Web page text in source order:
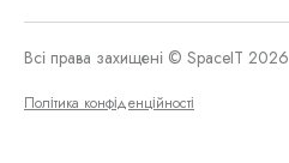
Всі права захищені © SpaceIT 2026
Політика конфіденційності